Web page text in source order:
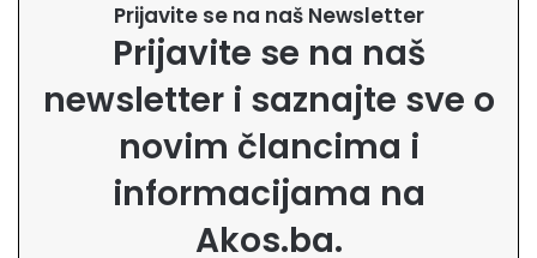
Prijavite se na naš Newsletter
Prijavite se na naš
newsletter i saznajte sve o
novim člancima i
informacijama na
Akos.ba.